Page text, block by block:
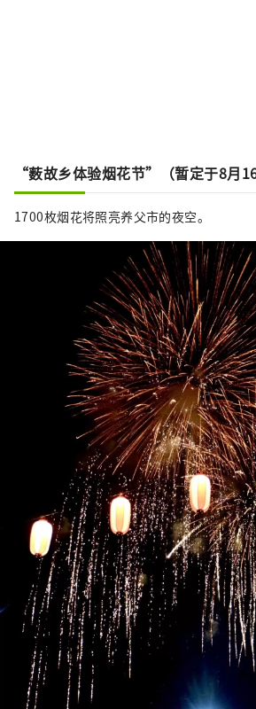
“薮故乡体验烟花节”（暂定于8月
1700枚烟花将照亮养父市的夜空。